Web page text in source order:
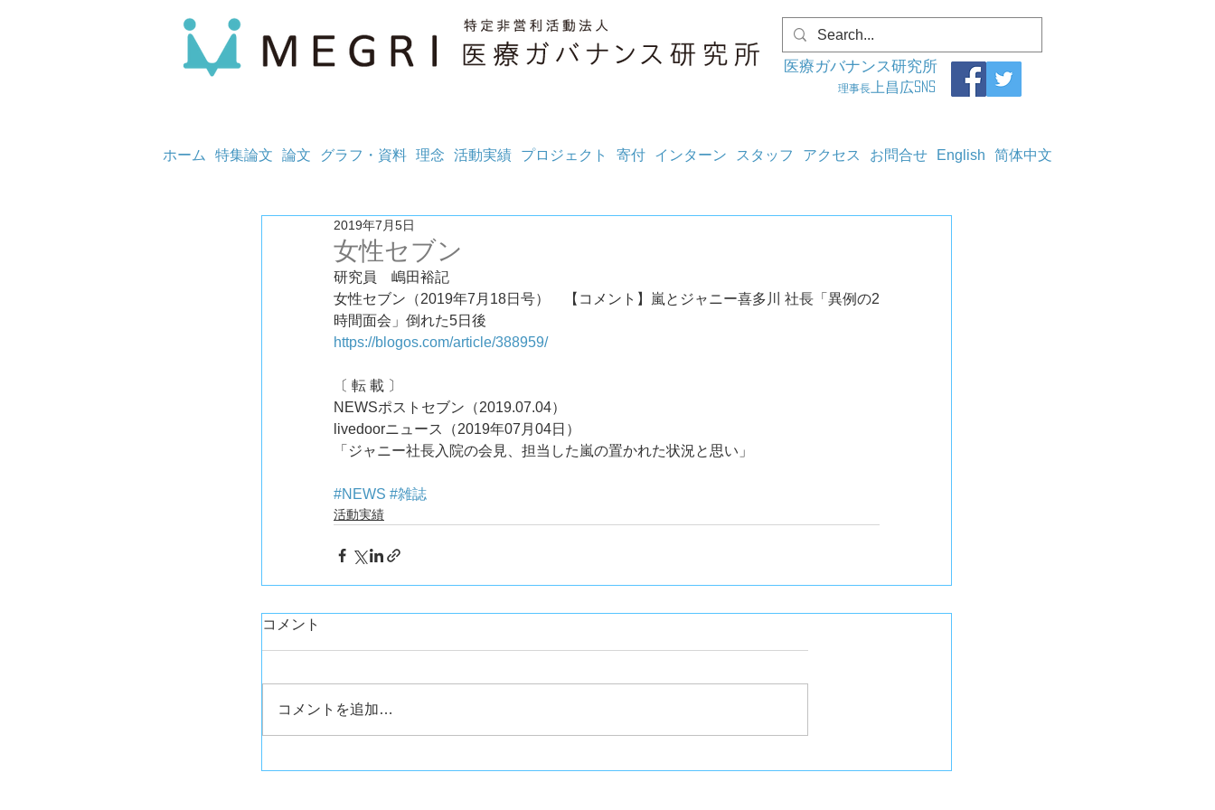
医療ガバナンス研究所
理事長 上昌広SNS
ホーム 特集論文 論文 グラフ・資料 理念 活動実績 プロジェクト 寄付 インターン スタッフ アクセス お問合せ English 简体中文
女性セブン
2019年7月5日
研究員　嶋田裕記
女性セブン（2019年7月18日号）　【コメント】嵐とジャニー喜多川 社長「異例の2
時間面会」倒れた5日後
https://blogos.com/article/388959/
〔 転 載 〕
NEWSポストセブン（2019.07.04）
livedoorニュース（2019年07月04日）
「ジャニー社長入院の会見、担当した嵐の置かれた状況と思い」
#NEWS #雑誌
活動実績
コメント
コメントを追加…